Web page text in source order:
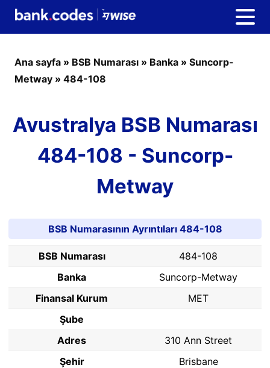
Ana sayfa » BSB Numarası » Banka » Suncorp-
Metway » 484-108
Avustralya BSB Numarası
484-108 - Suncorp-
Metway
BSB Numarasının Ayrıntıları 484-108
BSB Numarası
484-108
Banka
Suncorp-Metway
Finansal Kurum
MET
Şube
Adres
310 Ann Street
Şehir
Brisbane